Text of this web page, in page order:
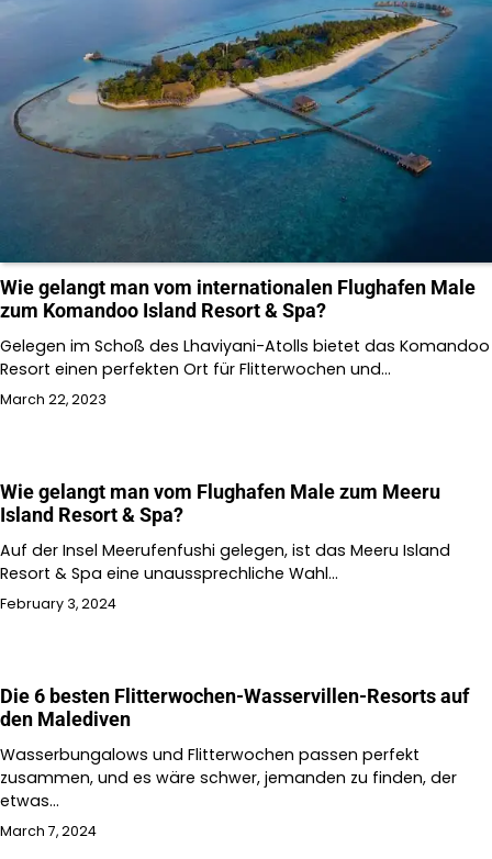
Wie gelangt man vom internationalen Flughafen Male
zum Komandoo Island Resort & Spa?
Gelegen im Schoß des Lhaviyani-Atolls bietet das Komandoo
Resort einen perfekten Ort für Flitterwochen und…
March 22, 2023
Wie gelangt man vom Flughafen Male zum Meeru
Island Resort & Spa?
Auf der Insel Meerufenfushi gelegen, ist das Meeru Island
Resort & Spa eine unaussprechliche Wahl…
February 3, 2024
Die 6 besten Flitterwochen-Wasservillen-Resorts auf
den Malediven
Wasserbungalows und Flitterwochen passen perfekt
zusammen, und es wäre schwer, jemanden zu finden, der
etwas…
March 7, 2024